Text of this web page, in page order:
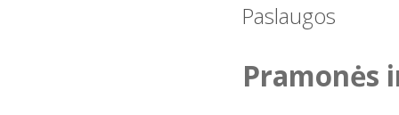
Paslaugos
Pramonės